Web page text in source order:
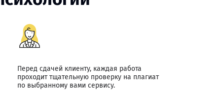
Перед сдачей клиенту, каждая работа
проходит тщательную проверку на плагиат
по выбранному вами сервису.